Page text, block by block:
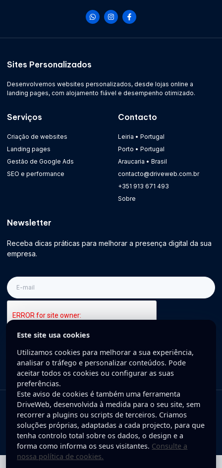
Sites Personalizados
Desenvolvemos websites personalizados, desde lojas online a
landing pages, com alojamento fiável e desempenho otimizado.
Serviços
Criação de websites
Landing pages
Gestão de Google Ads
SEO e performance
Contacto
Leiria • Portugal
Porto • Portugal
Araucaria • Brasil
contacto@driveweb.com.br
+351 913 671 493
Sobre
Newsletter
Receba dicas práticas para melhorar a presença digital da sua
empresa.
E-
mail
Inscreva-se
Copyright © 2025 DriveWeb. Todos os direitos reservados. Desenvolvido
por DriveWeb.
Política de Privacidade
Este site usa cookies
Utilizamos cookies para melhorar a sua experiência,
analisar o tráfego e personalizar conteúdos. Pode
aceitar todos os cookies ou configurar as suas
preferências.
Este aviso de cookies é também uma ferramenta
DriveWeb, desenvolvida à medida para o seu site, sem
recorrer a plugins ou scripts de terceiros. Criamos
soluções próprias, adaptadas a cada projecto, para que
tenha controlo total sobre os dados, o design e a
forma como informa os seus visitantes. Consulte a
nossa política de cookies.